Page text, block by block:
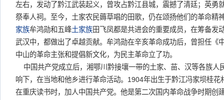
左右，发动了黔江武装起义，曾攻占黔江县城，震撼了清廷；英勇
祭奉人祠。至今，土家农民薅草唱的田歌，仍在颂扬他们的革命精
家族牟鸿勋和五峰土家族田飞凤都是共进会的重要成员，在筹备发
武汉中，都做出了卓越贡献。牟鸿勋在辛亥革命成功后，曾担任《
中山的革命主张和提倡新文化，为民主革命立了功。
中国共产党成立后，湘鄂川黔接壤一带的土家、苗、汉等各族人
响下，在当地和他乡进行革命活动。1904年出生于黔江冯家坝桂花
在重庆读书时，加人中国共产党。他是第二次国内革命战争时期创